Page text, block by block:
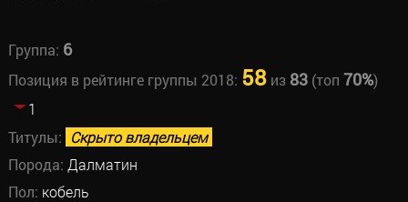
Группа: 6
Позиция в рейтинге группы 2018: 58из 83(топ 70%)
1
Титулы: Скрыто владельцем
Порода: Далматин
Пол: кобель